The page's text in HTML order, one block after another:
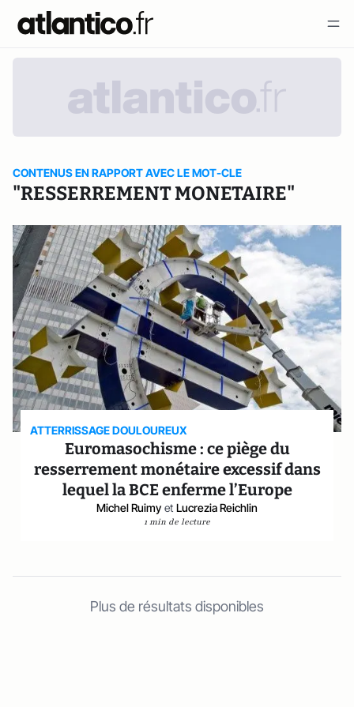
CONTENUS EN RAPPORT AVEC LE MOT-CLE
"RESSERREMENT MONETAIRE"
ATTERRISSAGE DOULOUREUX
Euromasochisme : ce piège du
resserrement monétaire excessif dans
lequel la BCE enferme l’Europe
Michel Ruimy et Lucrezia Reichlin
1 min de lecture
Plus de résultats disponibles